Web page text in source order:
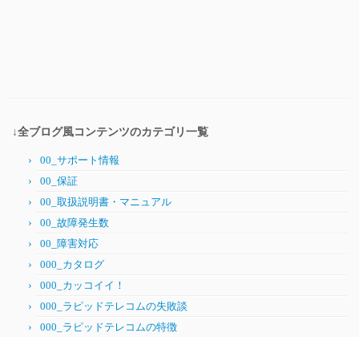
↓全ブログ風コンテンツのカテゴリ一覧
00_サポート情報
00_保証
00_取扱説明書・マニュアル
00_故障発生数
00_障害対応
000_カタログ
000_カッコイイ！
000_ラピッドテレコムの失敗談
000_ラピッドテレコムの特徴